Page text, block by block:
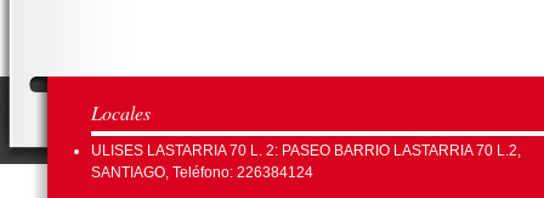
Locales
ULISES LASTARRIA 70 L. 2: PASEO BARRIO LASTARRIA 70 L.2,
SANTIAGO, Teléfono: 226384124